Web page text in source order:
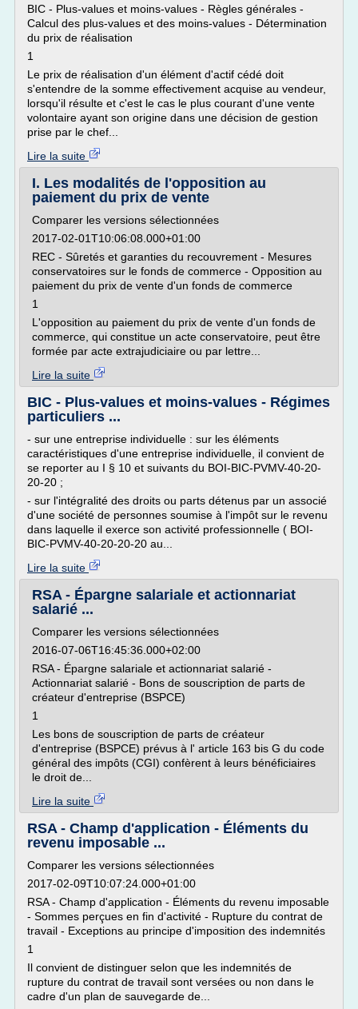
BIC - Plus-values et moins-values - Règles générales -
Calcul des plus-values et des moins-values - Détermination
du prix de réalisation
1
Le prix de réalisation d'un élément d'actif cédé doit
s'entendre de la somme effectivement acquise au vendeur,
lorsqu'il résulte et c'est le cas le plus courant d'une vente
volontaire ayant son origine dans une décision de gestion
prise par le chef...
Lire la suite
I. Les modalités de l'opposition au
paiement du prix de vente
Comparer les versions sélectionnées
2017-02-01T10:06:08.000+01:00
REC - Sûretés et garanties du recouvrement - Mesures
conservatoires sur le fonds de commerce - Opposition au
paiement du prix de vente d'un fonds de commerce
1
L'opposition au paiement du prix de vente d'un fonds de
commerce, qui constitue un acte conservatoire, peut être
formée par acte extrajudiciaire ou par lettre...
Lire la suite
BIC - Plus-values et moins-values - Régimes
particuliers ...
- sur une entreprise individuelle : sur les éléments
caractéristiques d'une entreprise individuelle, il convient de
se reporter au I § 10 et suivants du BOI-BIC-PVMV-40-20-
20-20 ;
- sur l'intégralité des droits ou parts détenus par un associé
d'une société de personnes soumise à l'impôt sur le revenu
dans laquelle il exerce son activité professionnelle ( BOI-
BIC-PVMV-40-20-20-20 au...
Lire la suite
RSA - Épargne salariale et actionnariat
salarié ...
Comparer les versions sélectionnées
2016-07-06T16:45:36.000+02:00
RSA - Épargne salariale et actionnariat salarié -
Actionnariat salarié - Bons de souscription de parts de
créateur d'entreprise (BSPCE)
1
Les bons de souscription de parts de créateur
d'entreprise (BSPCE) prévus à l' article 163 bis G du code
général des impôts (CGI) confèrent à leurs bénéficiaires
le droit de...
Lire la suite
RSA - Champ d'application - Éléments du
revenu imposable ...
Comparer les versions sélectionnées
2017-02-09T10:07:24.000+01:00
RSA - Champ d'application - Éléments du revenu imposable
- Sommes perçues en fin d'activité - Rupture du contrat de
travail - Exceptions au principe d'imposition des indemnités
1
Il convient de distinguer selon que les indemnités de
rupture du contrat de travail sont versées ou non dans le
cadre d'un plan de sauvegarde de...